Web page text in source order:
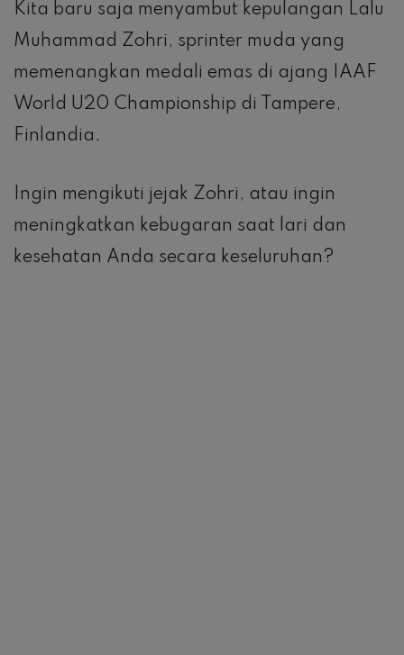
Kita baru saja menyambut kepulangan Lalu
Muhammad Zohri, sprinter muda yang
memenangkan medali emas di ajang IAAF
World U20 Championship di Tampere,
Finlandia.
Ingin mengikuti jejak Zohri, atau ingin
meningkatkan kebugaran saat lari dan
kesehatan Anda secara keseluruhan?